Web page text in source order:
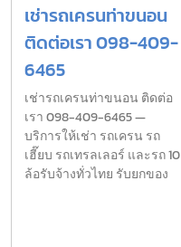
เช่ารถเครนท่าขนอน
ติดต่อเรา 098-409-
6465
เช่ารถเครนท่าขนอน ติดต่อ
เรา 098-409-6465 —
บริการให้เช่า รถเครน รถ
เฮี๊ยบ รถเทรลเลอร์ และรถ 10
ล้อรับจ้างทั่วไทย รับยกของ